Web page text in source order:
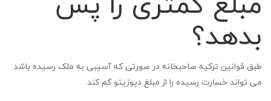
بدهد؟
طبق قوانین ترکیه صاحبخانه در صورتی که آسیبی به ملک رسیده باشد
می تواند خسارت رسیده را از مبلغ دپوزیتو کم کند.